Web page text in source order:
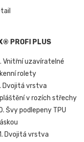
PROFI PLUS
Vnitřní uzavíratelné
rolety
Dvojitá vrstva
v rozích střechy
Švy podlepeny TPU
Dvojitá vrstva